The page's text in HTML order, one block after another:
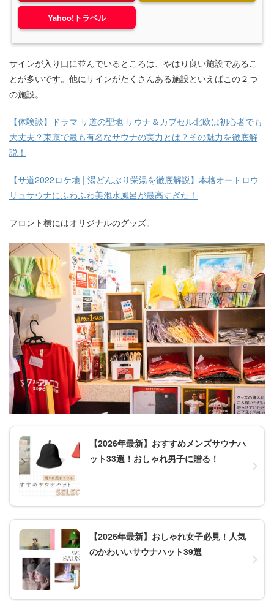
Yahoo!トラベル
サインが入り口に並んでいるところは、やはり良い施設であるこ
とが多いです。他にサインがたくさんある施設といえばこの２つ
の施設。
【体験談】ドラマ サ道の聖地 サウナ＆カプセル北欧は初心者でも
大丈夫？東京で最も有名なサウナの実力とは？その魅力を徹底解
説！
【サ道2022ロケ地 | 湯どんぶり栄湯を徹底解説】本格オートロウ
リュサウナにふわふわ美泡水風呂が最高すぎた！
フロント横にはオリジナルのグッズ。
【2026年最新】おすすめメンズサウナハ
ット33選！おしゃれ男子に贈る！
【2026年最新】おしゃれ女子必見！人気
のかわいいサウナハット39選